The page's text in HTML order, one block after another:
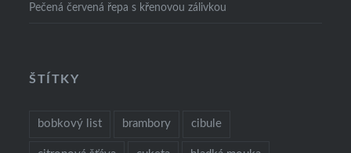
Pečená červená řepa s křenovou zálivkou
ŠTÍTKY
bobkový list brambory cibule